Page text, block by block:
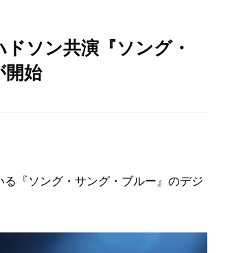
ソン共演『ソング・
開始
『ソング・サング・ブルー』のデジ